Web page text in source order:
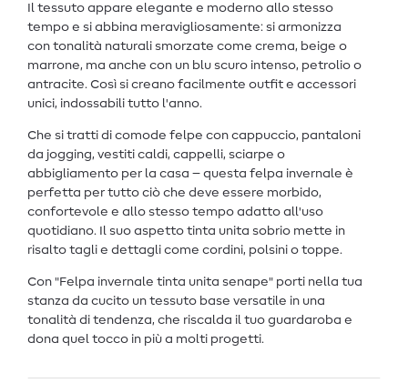
Il tessuto appare elegante e moderno allo stesso
tempo e si abbina meravigliosamente: si armonizza
con tonalità naturali smorzate come crema, beige o
marrone, ma anche con un blu scuro intenso, petrolio o
antracite. Così si creano facilmente outfit e accessori
unici, indossabili tutto l'anno.
Che si tratti di comode felpe con cappuccio, pantaloni
da jogging, vestiti caldi, cappelli, sciarpe o
abbigliamento per la casa – questa felpa invernale è
perfetta per tutto ciò che deve essere morbido,
confortevole e allo stesso tempo adatto all'uso
quotidiano. Il suo aspetto tinta unita sobrio mette in
risalto tagli e dettagli come cordini, polsini o toppe.
Con "Felpa invernale tinta unita senape" porti nella tua
stanza da cucito un tessuto base versatile in una
tonalità di tendenza, che riscalda il tuo guardaroba e
dona quel tocco in più a molti progetti.